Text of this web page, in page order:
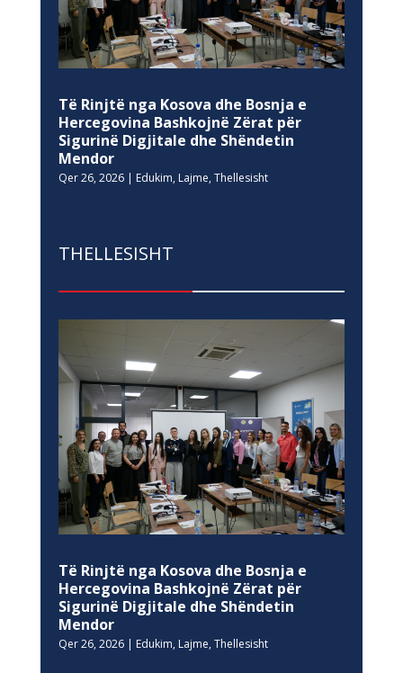
Të Rinjtë nga Kosova dhe Bosnja e
Hercegovina Bashkojnë Zërat për
Sigurinë Digjitale dhe Shëndetin
Mendor
Qer 26, 2026| Edukim, Lajme, Thellesisht
THELLESISHT
Të Rinjtë nga Kosova dhe Bosnja e
Hercegovina Bashkojnë Zërat për
Sigurinë Digjitale dhe Shëndetin
Mendor
Qer 26, 2026| Edukim, Lajme, Thellesisht